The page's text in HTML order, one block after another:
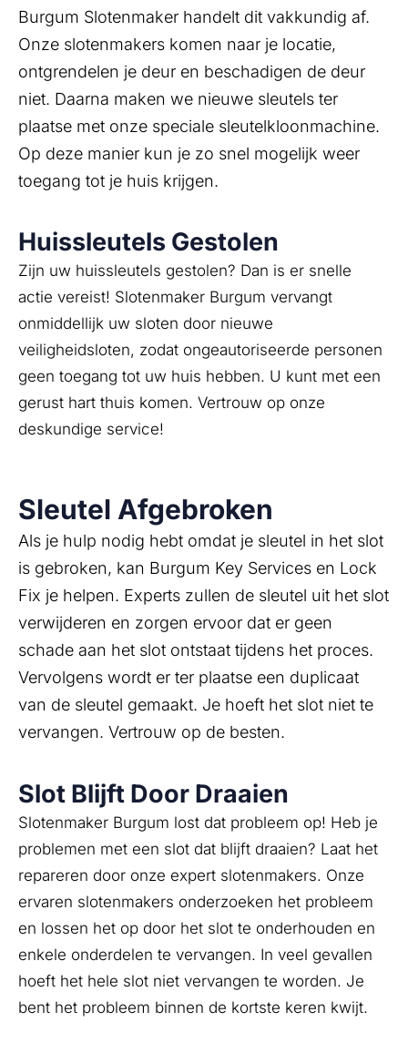
Burgum Slotenmaker handelt dit vakkundig af.
Onze slotenmakers komen naar je locatie,
ontgrendelen je deur en beschadigen de deur
niet. Daarna maken we nieuwe sleutels ter
plaatse met onze speciale sleutelkloonmachine.
Op deze manier kun je zo snel mogelijk weer
toegang tot je huis krijgen.
Huissleutels Gestolen
Zijn uw huissleutels gestolen? Dan is er snelle
actie vereist! Slotenmaker Burgum vervangt
onmiddellijk uw sloten door nieuwe
veiligheidsloten, zodat ongeautoriseerde personen
geen toegang tot uw huis hebben. U kunt met een
gerust hart thuis komen. Vertrouw op onze
deskundige service!
Sleutel Afgebroken
Als je hulp nodig hebt omdat je sleutel in het slot
is gebroken, kan Burgum Key Services en Lock
Fix je helpen. Experts zullen de sleutel uit het slot
verwijderen en zorgen ervoor dat er geen
schade aan het slot ontstaat tijdens het proces.
Vervolgens wordt er ter plaatse een duplicaat
van de sleutel gemaakt. Je hoeft het slot niet te
vervangen. Vertrouw op de besten.
Slot Blijft Door Draaien
Slotenmaker Burgum lost dat probleem op! Heb je
problemen met een slot dat blijft draaien? Laat het
repareren door onze expert slotenmakers. Onze
ervaren slotenmakers onderzoeken het probleem
en lossen het op door het slot te onderhouden en
enkele onderdelen te vervangen. In veel gevallen
hoeft het hele slot niet vervangen te worden. Je
bent het probleem binnen de kortste keren kwijt.